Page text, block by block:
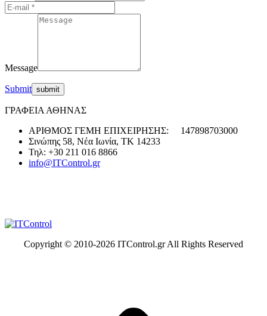
Message
Submit
ΓΡΑΦΕΙΑ ΑΘΗΝΑΣ
ΑΡΙΘΜΟΣ ΓΕΜΗ ΕΠΙΧΕΙΡΗΣΗΣ: 147898703000
Σινώπης 58, Νέα Ιωνία, ΤΚ 14233
Τηλ: +30 211 016 8866
info@ITControl.gr
Copyright © 2010-2026 ITControl.gr All Rights Reserved